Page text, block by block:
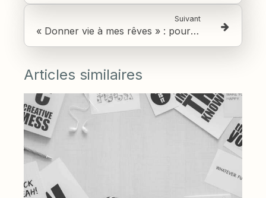
Suivant
« Donner vie à mes rêves » : pourquoi je bloque ?
Articles similaires